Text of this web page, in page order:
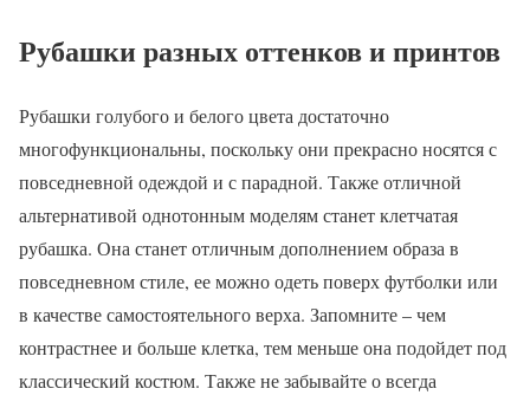
Рубашки разных оттенков и принтов
Рубашки голубого и белого цвета достаточно
многофункциональны, поскольку они прекрасно носятся с
повседневной одеждой и с парадной. Также отличной
альтернативой однотонным моделям станет клетчатая
рубашка. Она станет отличным дополнением образа в
повседневном стиле, ее можно одеть поверх футболки или
в качестве самостоятельного верха. Запомните – чем
контрастнее и больше клетка, тем меньше она подойдет под
классический костюм. Также не забывайте о всегда